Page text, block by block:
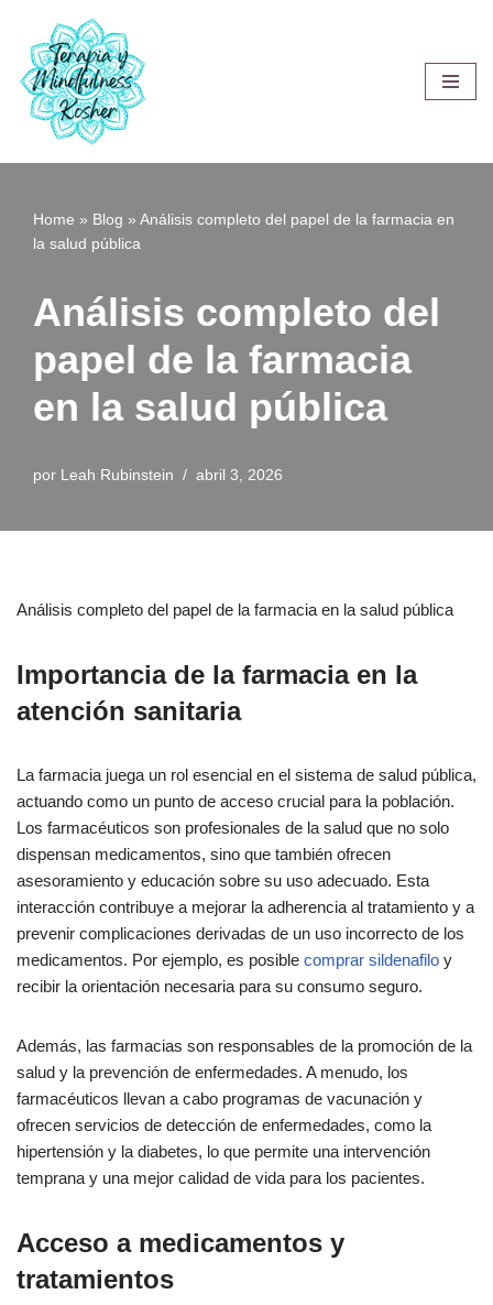
Saltar
al
contenido
Home » Blog » Análisis completo del papel de la farmacia en
la salud pública
Análisis completo del
papel de la farmacia
en la salud pública
por Leah Rubinstein abril 3, 2026
Análisis completo del papel de la farmacia en la salud pública
Importancia de la farmacia en la
atención sanitaria
La farmacia juega un rol esencial en el sistema de salud pública,
actuando como un punto de acceso crucial para la población.
Los farmacéuticos son profesionales de la salud que no solo
dispensan medicamentos, sino que también ofrecen
asesoramiento y educación sobre su uso adecuado. Esta
interacción contribuye a mejorar la adherencia al tratamiento y a
prevenir complicaciones derivadas de un uso incorrecto de los
medicamentos. Por ejemplo, es posible comprar sildenafilo y
recibir la orientación necesaria para su consumo seguro.
Además, las farmacias son responsables de la promoción de la
salud y la prevención de enfermedades. A menudo, los
farmacéuticos llevan a cabo programas de vacunación y
ofrecen servicios de detección de enfermedades, como la
hipertensión y la diabetes, lo que permite una intervención
temprana y una mejor calidad de vida para los pacientes.
Acceso a medicamentos y
tratamientos